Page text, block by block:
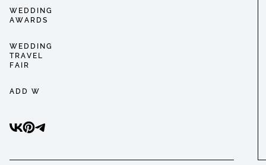
WEDDING
AWARDS
WEDDING
TRAVEL
FAIR
ADD W